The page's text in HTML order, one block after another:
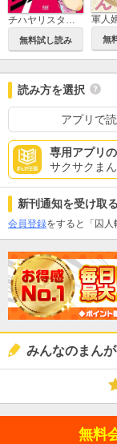
無料試し読み 無
読み方を選択
アプリで
専用アプリ
サクサクま
新刊通知を受け取る
会員登録をすると「囚人
みんなのまん
無料